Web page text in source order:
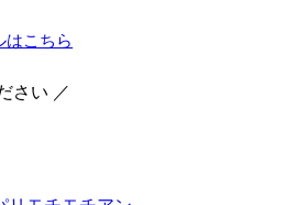
はこちら
さい ／